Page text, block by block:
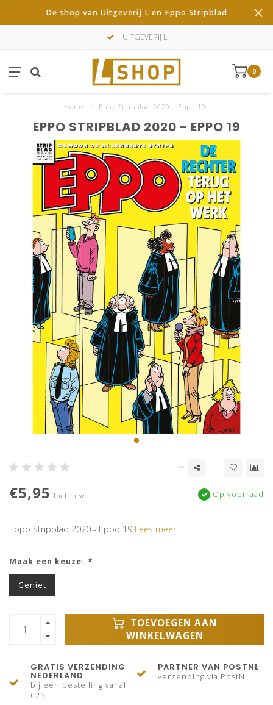
De shop van Uitgeverij L en Eppo Stripblad
UITGEVERIJ L
0
Home Eppo Stripblad 2020 - Eppo 19
EPPO STRIPBLAD 2020 - EPPO 19
€5,95 Incl. btw Op voorraad
Eppo Stripblad 2020 - Eppo 19 Lees meer..
Maak een keuze: *
Geniet
TOEVOEGEN AAN
WINKELWAGEN
GRATIS VERZENDING
NEDERLAND
bij een bestelling vanaf
€25
PARTNER VAN POSTNL
verzending via PostNL